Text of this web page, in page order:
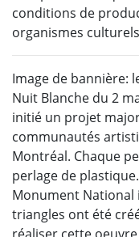
conditions de
organismes
Image de bannière:
Nuit Blanche du 2
initié un projet
communautés
Montréal. Chaque
perlage de
Monument National
triangles ont été